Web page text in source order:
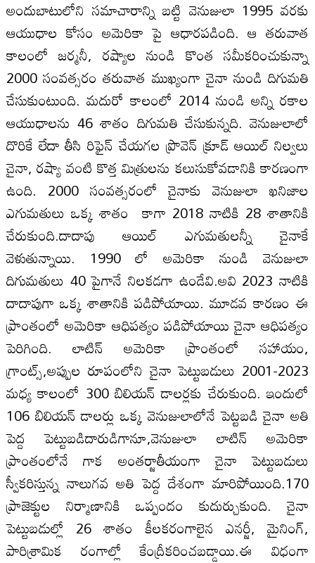
అందుబాటులోని సమాచారాన్ని బట్టి వెనుజులా 1995 వరకు
ఆయుధాల కోసం అమెరికా పై ఆధారపడింది. ఆ తరువాత
కాలంలో జర్మనీ, రష్యాల నుండి కొంత సమీకరించుకున్నా
2000 సంవత్సరం తరువాత ముఖ్యంగా చైనా నుండి దిగుమతి
చేసుకుంటుంది. మదురో కాలంలో 2014 నుండి అన్ని రకాల
ఆయుధాలను 46 శాతం దిగుమతి చేసుకున్నది. వెనుజులాలో
దొరికే లేదా తీసి రిఫైన్ చేయగల ప్రొవెన్ క్రూడ్ ఆయిల్ నిల్వలు
చైనా, రష్యా వంటి కొత్త మిత్రులను కలుసుకోవడానికి కారణంగా
ఉంది. 2000 సంవత్సరంలో చైనాకు వెనుజులా ఖనిజాల
ఎగుమతులు ఒక్క శాతం కాగా 2018 నాటికి 28 శాతానికి
చేరుకుంది.దాదాపు ఆయిల్ ఎగుమతులన్నీ చైనాకే
వెళుతున్నాయి. 1990 లో అమెరికా నుండి వెనుజులా
దిగుమతులు 40 పైగానే నిలకడగా ఉండేవి.అవి 2023 నాటికి
దాదాపుగా ఒక్క శాతానికి పడిపోయాయి. మూడవ కారణం ఈ
ప్రాంతంలో అమెరికా ఆధిపత్యం పడిపోయాయి చైనా ఆధిపత్యం
పెరిగింది. లాటిన్ అమెరికా ప్రాంతంలో సహాయం,
గ్రాంట్స్,అప్పుల రూపంలోని చైనా పెట్టుబడులు 2001-2023
మధ్య కాలంలో 300 బిలియన్ డాలర్లకు చేరుకుంది. ఇందులో
106 బిలియన్ డాలర్లు ఒక్క వెనుజులాలోనే పెట్టబడి చైనా అతి
పెద్ద పెట్టుబడిదారుడిగానూ,వెనుజులా లాటిన్ అమెరికా
ప్రాంతంలోనే గాక అంతర్జాతీయంగా చైనా పెట్టుబడులు
స్వీకరిస్తున్న నాలుగవ అతి పెద్ద దేశంగా మారిపోయింది‌.170
ప్రాజెక్టుల నిర్మాణానికి ఒప్పందం కుదుర్చుకుంది. చైనా
పెట్టుబడుల్లో 26 శాతం కీలకరంగాలైన ఎనర్జీ, మైనింగ్,
పారిశ్రామిక రంగాల్లో కేంద్రీకరించబడ్డాయి.ఈ విధంగా